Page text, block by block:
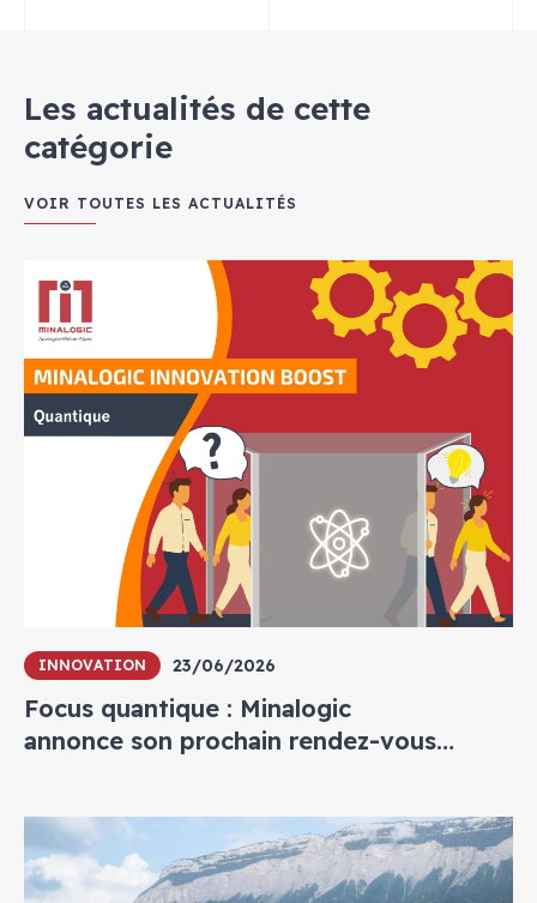
Les actualités de cette
catégorie
VOIR TOUTES LES ACTUALITÉS
INNOVATION 23/06/2026
Focus quantique : Minalogic
annonce son prochain rendez-vous